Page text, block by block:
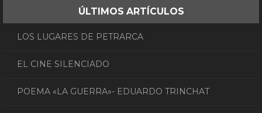
ÚLTIMOS ARTÍCULOS
LOS LUGARES DE PETRARCA
EL CINE SILENCIADO
POEMA «LA GUERRA»- EDUARDO TRINCHAT